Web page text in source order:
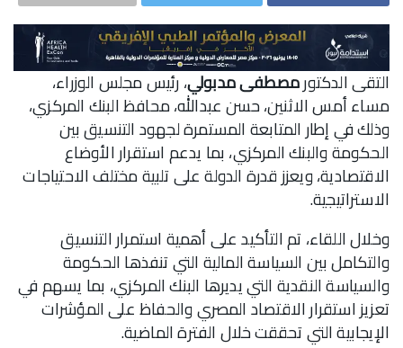
التقى الدكتورمصطفى مدبولي، رئيس مجلس الوزراء،
مساء أمس الاثنين، حسن عبدالله، محافظ البنك المركزي،
وذلك في إطار المتابعة المستمرة لجهود التنسيق بين
الحكومة والبنك المركزي، بما يدعم استقرار الأوضاع
الاقتصادية، ويعزز قدرة الدولة على تلبية مختلف الاحتياجات
الاستراتيجية.
وخلال اللقاء، تم التأكيد على أهمية استمرار التنسيق
والتكامل بين السياسة المالية التي تنفذها الحكومة
والسياسة النقدية التي يديرها البنك المركزي، بما يسهم في
تعزيز استقرار الاقتصاد المصري والحفاظ على المؤشرات
الإيجابية التي تحققت خلال الفترة الماضية.